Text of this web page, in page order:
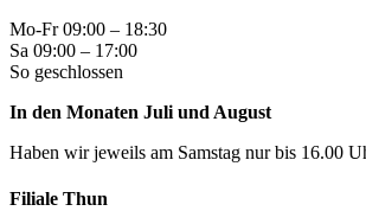
Mo-Fr 09:00 – 18:30
Sa 09:00 – 17:00
So geschlossen
In den Monaten Juli und August
Haben wir jeweils am Samstag nur bis 16.00
Filiale Thun